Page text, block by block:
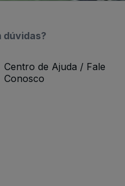
dúvidas?
Centro de Ajuda / Fale
Conosco